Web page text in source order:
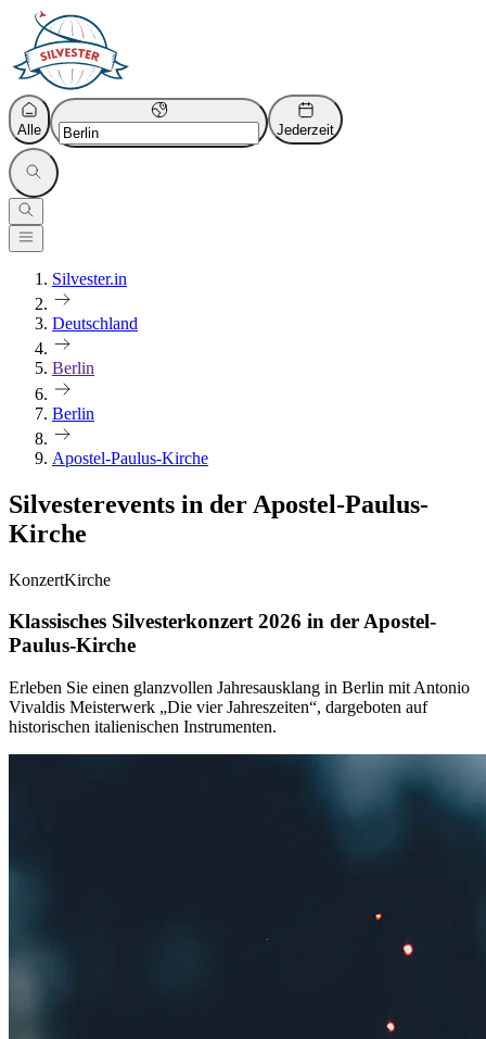
Alle Jederzeit
Silvester.in
Deutschland
Berlin
Berlin
Apostel-Paulus-Kirche
Silvesterevents in der Apostel-Paulus-
Kirche
KonzertKirche
Klassisches Silvesterkonzert 2026 in der Apostel-
Paulus-Kirche
Erleben Sie einen glanzvollen Jahresausklang in Berlin mit Antonio
Vivaldis Meisterwerk „Die vier Jahreszeiten“, dargeboten auf
historischen italienischen Instrumenten.